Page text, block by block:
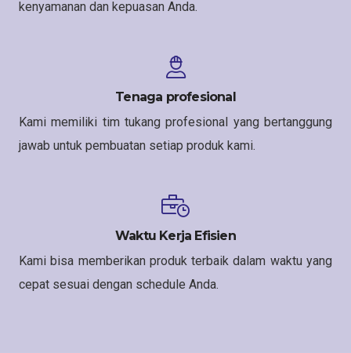
kenyamanan dan kepuasan Anda.
Tenaga profesional
Kami memiliki tim tukang profesional yang bertanggung
jawab untuk pembuatan setiap produk kami.
Waktu Kerja Efisien
Kami bisa memberikan produk terbaik dalam waktu yang
cepat sesuai dengan schedule Anda.